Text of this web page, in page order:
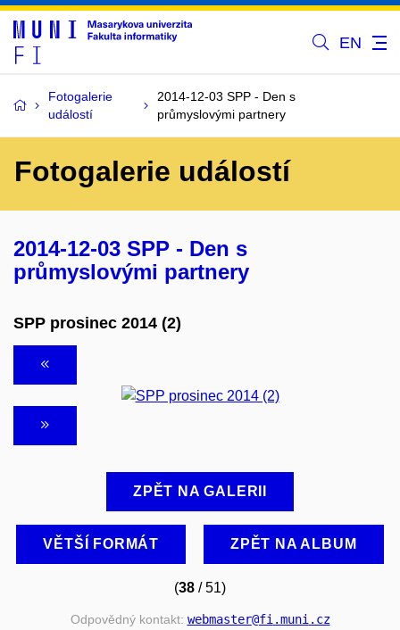
EN
Fotogalerie
událostí
2014-12-03 SPP - Den s
průmyslovými partnery
Fotogalerie událostí
2014-12-03 SPP - Den s
průmyslovými partnery
SPP prosinec 2014 (2)
ZPĚT NA GALERII
VĚTŠÍ FORMÁT ZPĚT NA ALBUM
(38 / 51)
Odpovědný kontakt: webmaster@fi.muni.cz